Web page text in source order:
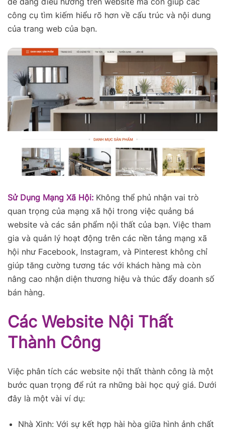
công cụ tìm kiếm hiểu rõ hơn về cấu trúc và nội dung
của trang web của bạn.
Sử Dụng Mạng Xã Hội: Không thể phủ nhận vai trò
quan trọng của mạng xã hội trong việc quảng bá
website và các sản phẩm nội thất của bạn. Việc tham
gia và quản lý hoạt động trên các nền tảng mạng xã
hội như Facebook, Instagram, và Pinterest không chỉ
giúp tăng cường tương tác với khách hàng mà còn
nâng cao nhận diện thương hiệu và thúc đẩy doanh số
bán hàng.
Các Website Nội Thất
Thành Công
Việc phân tích các website nội thất thành công là một
bước quan trọng để rút ra những bài học quý giá. Dưới
đây là một vài ví dụ:
Nhà Xinh: Với sự kết hợp hài hòa giữa hình ảnh chất